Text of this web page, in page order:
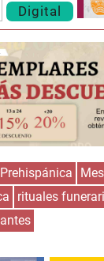
Digital
Prehispánica
rituales